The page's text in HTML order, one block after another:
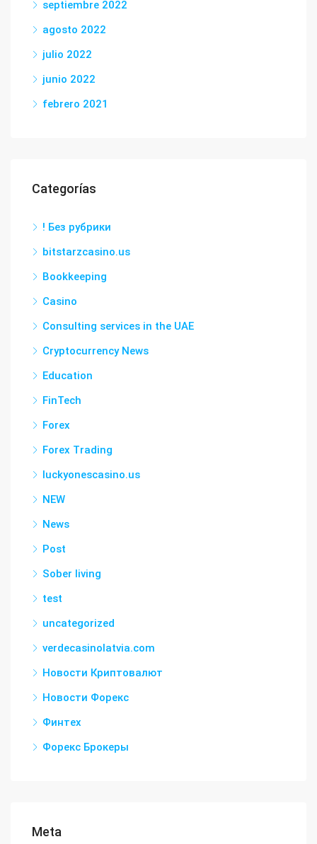
septiembre 2022
agosto 2022
julio 2022
junio 2022
febrero 2021
Categorías
! Без рубрики
bitstarzcasino.us
Bookkeeping
Casino
Consulting services in the UAE
Cryptocurrency News
Education
FinTech
Forex
Forex Trading
luckyonescasino.us
NEW
News
Post
Sober living
test
uncategorized
verdecasinolatvia.com
Новости Криптовалют
Новости Форекс
Финтех
Форекс Брокеры
Meta